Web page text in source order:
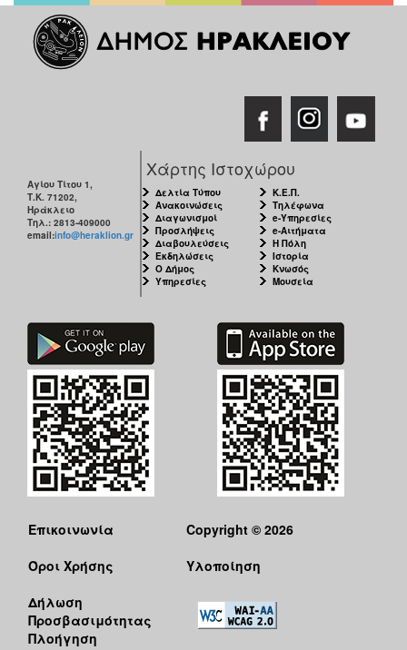
Αγίου Τίτου 1,
Τ.Κ. 71202,
Ηράκλειο
Τηλ.: 2813-409000
email:info@heraklion.gr
Χάρτης Ιστοχώρου
Δελτία Τύπου
Ανακοινώσεις
Διαγωνισμοί
Προσλήψεις
Διαβουλεύσεις
Εκδηλώσεις
Ο Δήμος
Υπηρεσίες
Κ.Ε.Π.
Τηλέφωνα
e-Υπηρεσίες
e-Αιτήματα
Η Πόλη
Ιστορία
Κνωσός
Μουσεία
Επικοινωνία
Όροι Χρήσης
Δήλωση
Προσβασιμότητας
Πλοήγηση
Copyright © 2026
Υλοποίηση